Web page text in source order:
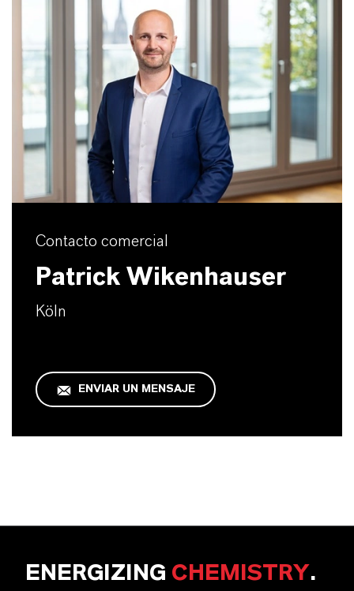
Contacto comercial
Patrick Wikenhauser
Köln
ENVIAR UN MENSAJE
ENERGIZING CHEMISTRY.